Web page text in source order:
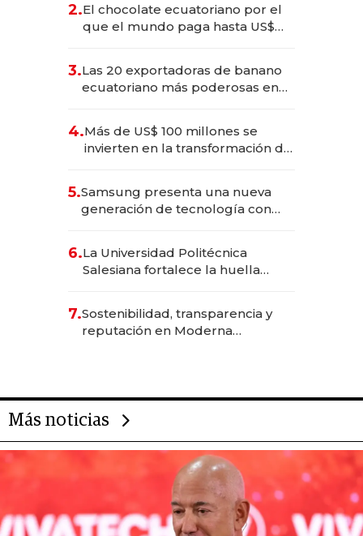
2.El chocolate ecuatoriano por el
que el mundo paga hasta US$
3.Las 20 exportadoras de banano
ecuatoriano más poderosas en
4.Más de US$ 100 millones se
invierten en la transformación de
5.Samsung presenta una nueva
generación de tecnología con
6.La Universidad Politécnica
Salesiana fortalece la huella
7.Sostenibilidad, transparencia y
reputación en Moderna
Más noticias